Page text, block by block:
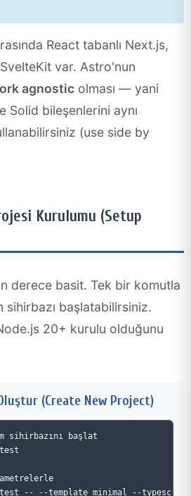
React tabanlı Next.js,
var. Astro'nun
agnostic olması — yani
Solid bileşenlerini aynı
(use side by
Kurulumu (Setup
derece basit. Tek bir komutla
başlatabilirsiniz.
20+ kurulu olduğunu
(Create New Project)
sihirbazını başlat